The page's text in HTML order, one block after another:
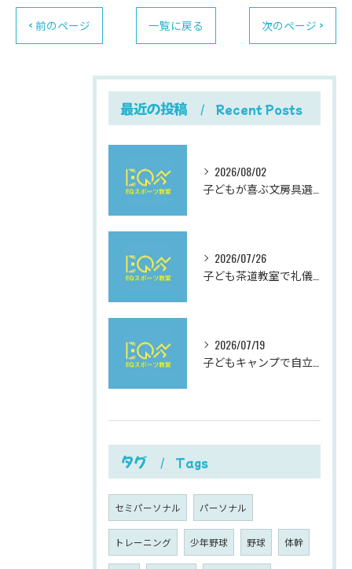
< 前のページ 一覧に戻る 次のページ >
最近の投稿 Recent Posts
2026/08/02
2026/07/26
2026/07/19
タグ Tags
セミパーソナル パーソナル
トレーニング 少年野球 野球 体幹